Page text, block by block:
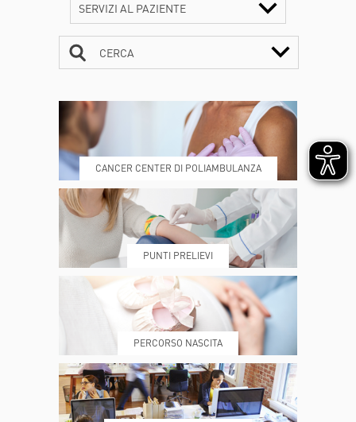
SERVIZI AL PAZIENTE
DOVE SIAMO ESAMI E VISITE
PRENOTA MY POLI
REFERTI REPARTI
CERCA
CANCER CENTER DI POLIAMBULANZA
PUNTI PRELIEVI
PERCORSO NASCITA